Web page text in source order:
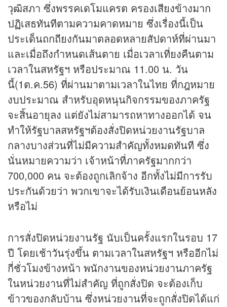
วุฒิสภา ซึ่งพรรคเดโมแครต ครองเสียงข้างมาก
ปฏิเสธทันทีตามความคาดหมาย ซึ่งเรื่องนี้เป็น
ประเด็นถกถียงกันมาตลอดหลายสัปดาห์ที่ผ่านมา
และเมื่อถึงกำหนดเส้นตาย เมื่อเวลาเที่ยงคืนตาม
เวลาในสหรัฐฯ หรือประมาณ 11.00 น. วัน
นี้(1ต.ค.56) ที่ผ่านมาตามเวลาในไทย ที่กฎหมาย
งบประมาณ สำหรับอุดหนุนกิจกรรมของภาครัฐ
จะสิ้นอายุลง แต่ยังไม่สามารถหาทางออกได้ จน
ทำให้รัฐบาลสหรัฐฯต้องสั่งปิดหน่วยงานรัฐบาล
กลางบางส่วนที่ไม่มีความสำคัญทั้งหมดทันที ซึ่ง
นั่นหมายความว่า เจ้าหน้าที่ภาครัฐมากกว่า
700,000 คน จะต้องถูกเลิกจ้าง อีกทั้งไม่มีการรับ
ประกันด้วยว่า พวกเขาจะได้รับเงินเดือนย้อนหลัง
หรือไม่
การสั่งปิดหน่วยงานรัฐ นับเป็นครั้งแรกในรอบ 17
ปี โดยเช้าวันรุ่งขึ้น ตามเวลาในสหรัฐฯ หรืออีกไม่
กี่ชั่วโมงข้างหน้า พนักงานของหน่วยงานภาครัฐ
ในหน่วยงานที่ไม่สำคัญ ที่ถูกสั่งปิด จะต้องเก็บ
ข้าวของกลับบ้าน ซึ่งหน่วยงานที่จะถูกสั่งปิดได้แก่